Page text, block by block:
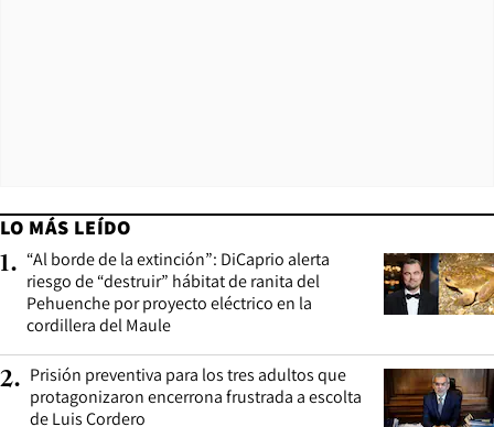
LO MÁS LEÍDO
1. “Al borde de la extinción”: DiCaprio alerta
riesgo de “destruir” hábitat de ranita del
Pehuenche por proyecto eléctrico en la
cordillera del Maule
2. Prisión preventiva para los tres adultos que
protagonizaron encerrona frustrada a escolta
de Luis Cordero